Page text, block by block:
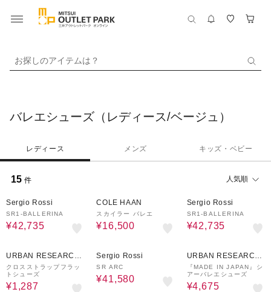
お探しのアイテムは？
バレエシューズ（レディース/ベージュ）
レディース メンズ キッズ・ベビー
15 件 人気順
Sergio Rossi
SR1-BALLERINA
¥42,735
COLE HAAN
スカイラー バレエ
¥16,500
Sergio Rossi
SR1-BALLERINA
¥42,735
URBAN RESEARCH
ware house
クロスストラップフラッ
トシューズ
¥1,287
Sergio Rossi
SR ARC
¥41,580
URBAN RESEARCH
ware house
『MADE IN JAPAN』シ
アーバレエシューズ
¥4,675